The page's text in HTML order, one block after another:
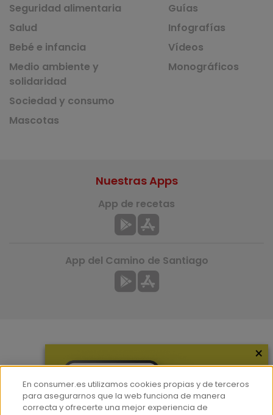
Seguridad alimentaria
Salud
Bebé e infancia
Medio ambiente y
solidaridad
Sociedad y consumo
Mascotas
Guías
Infografías
Vídeos
Monográficos
Hemeroteca
Nuestras Apps
App de recetas
App del Camino de Santiago
×
En consumer.es utilizamos cookies propias y de terceros
para asegurarnos que la web funciona de manera
correcta y ofrecerte una mejor experiencia de